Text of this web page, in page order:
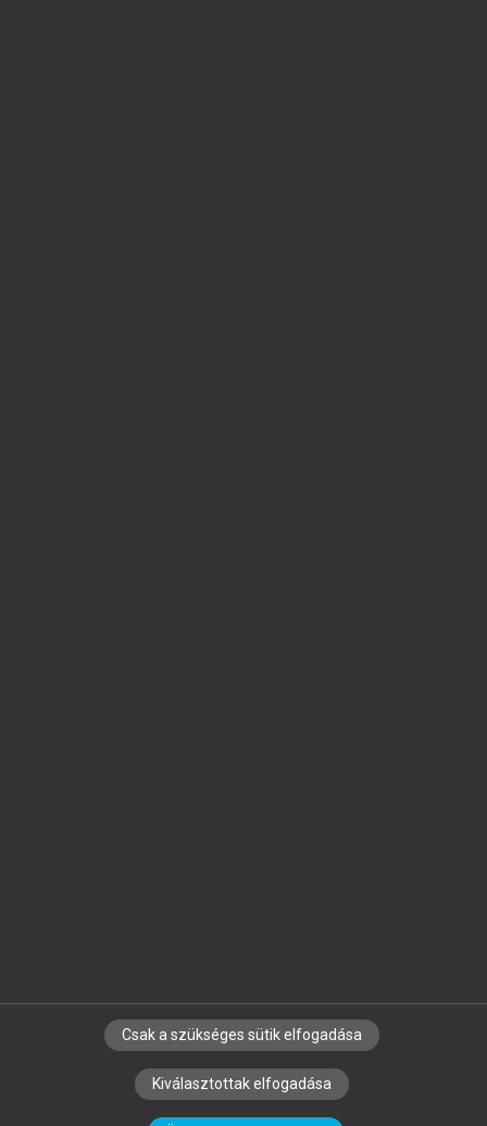
SZERZŐKNEK CÉGEKNEK KÖNYVTÁROSOKNAK
SZERKESZTÉSI ÉS LEKTORÁLÁSI ALAPELVEK
Csak a szükséges sütik elfogadása
Kiválasztottak elfogadása